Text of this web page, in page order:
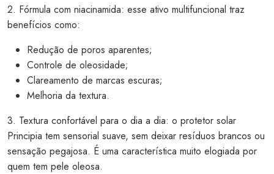
2. Fórmula com niacinamida: esse ativo multifuncional traz
benefícios como:
Redução de poros aparentes;
Controle de oleosidade;
Clareamento de marcas escuras;
Melhoria da textura.
3. Textura confortável para o dia a dia: o protetor solar
Principia tem sensorial suave, sem deixar resíduos brancos ou
sensação pegajosa. É uma característica muito elogiada por
quem tem pele oleosa.